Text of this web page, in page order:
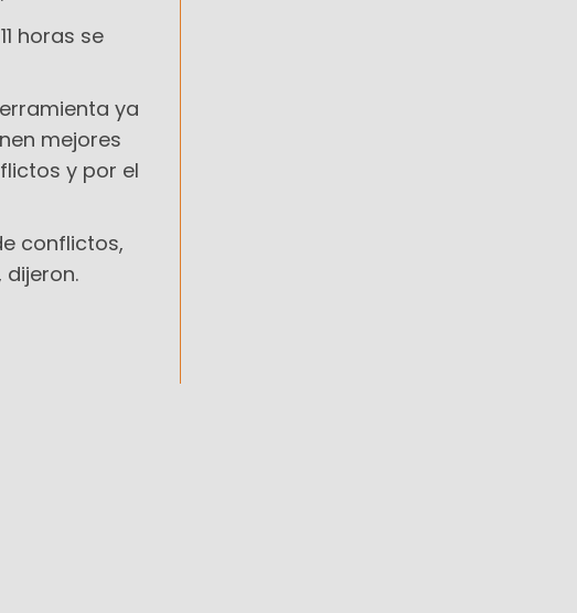
horas se
ya
mejores
y por el
conflictos,